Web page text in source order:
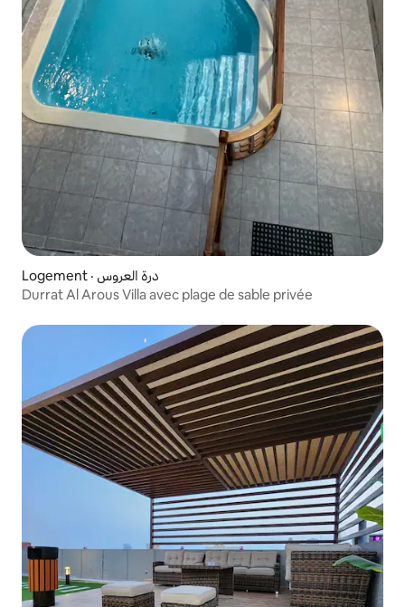
Logement · درة العروس
Durrat Al Arous Villa avec plage de sable privée